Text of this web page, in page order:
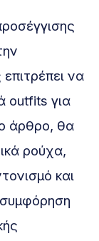
να
outfits για
άρθρο, θα
ρούχα,
και